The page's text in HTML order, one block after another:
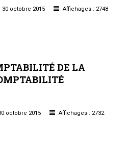
30 octobre 2015 Affichages : 2748
DE LA
octobre 2015 Affichages : 2732